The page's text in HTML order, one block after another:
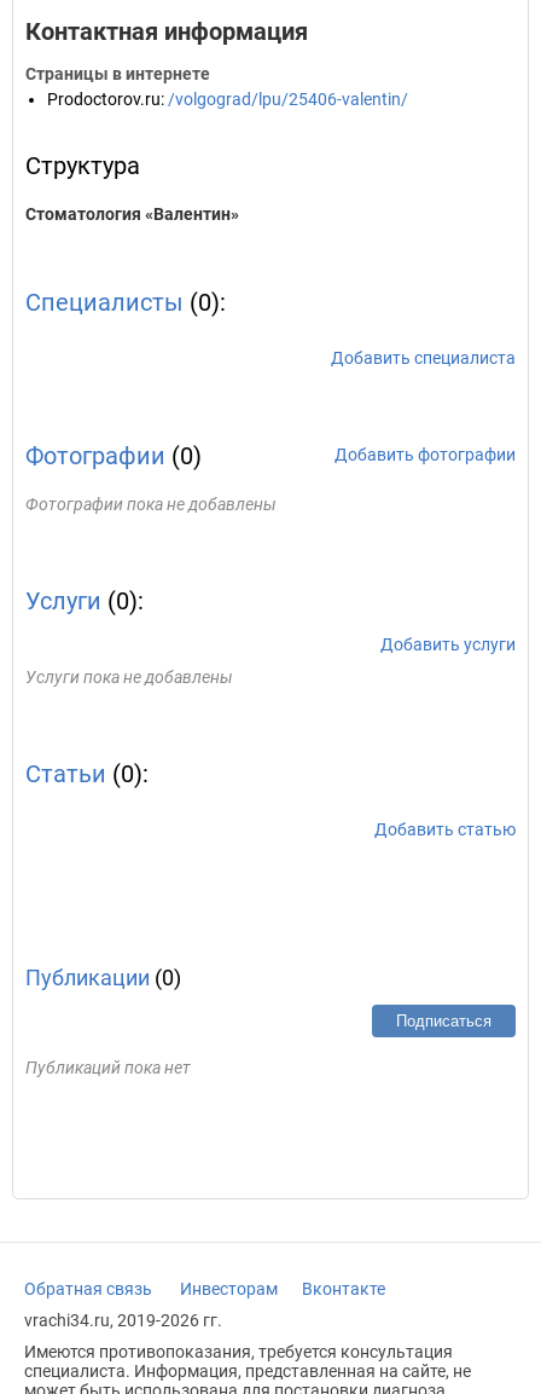
Контактная информация
Страницы в интернете
Prodoctorov.ru: /volgograd/lpu/25406-valentin/
Структура
Стоматология «Валентин»
Специалисты (0):
Добавить специалиста
Фотографии (0) Добавить фотографии
Фотографии пока не добавлены
Услуги (0):
Добавить услуги
Услуги пока не добавлены
Статьи (0):
Добавить статью
Публикации (0)
Подписаться
Публикаций пока нет
Обратная связь Инвесторам
Вконтакте
vrachi34.ru, 2019-2026 гг.
Имеются противопоказания, требуется консультация
специалиста. Информация, представленная на сайте, не